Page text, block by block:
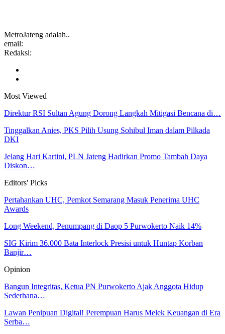
MetroJateng adalah..
email:
Redaksi:
Most Viewed
Direktur RSI Sultan Agung Dorong Langkah Mitigasi Bencana di…
Tinggalkan Anies, PKS Pilih Usung Sohibul Iman dalam Pilkada
DKI
Jelang Hari Kartini, PLN Jateng Hadirkan Promo Tambah Daya
Diskon…
Editors' Picks
Pertahankan UHC, Pemkot Semarang Masuk Penerima UHC
Awards
Long Weekend, Penumpang di Daop 5 Purwokerto Naik 14%
SIG Kirim 36.000 Bata Interlock Presisi untuk Huntap Korban
Banjir…
Opinion
Bangun Integritas, Ketua PN Purwokerto Ajak Anggota Hidup
Sederhana…
Lawan Penipuan Digital! Perempuan Harus Melek Keuangan di Era
Serba…